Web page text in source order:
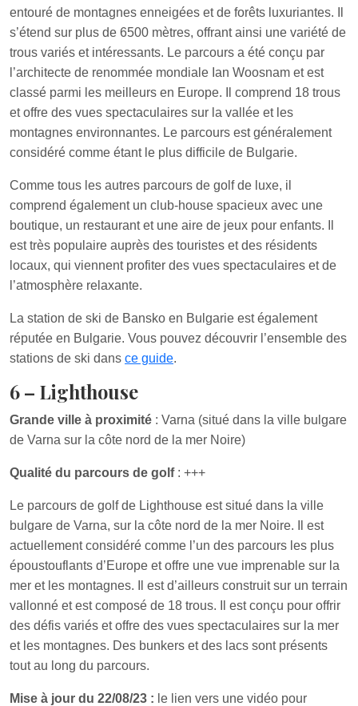
entouré de montagnes enneigées et de forêts luxuriantes. Il
s’étend sur plus de 6500 mètres, offrant ainsi une variété de
trous variés et intéressants. Le parcours a été conçu par
l’architecte de renommée mondiale Ian Woosnam et est
classé parmi les meilleurs en Europe. Il comprend 18 trous
et offre des vues spectaculaires sur la vallée et les
montagnes environnantes. Le parcours est généralement
considéré comme étant le plus difficile de Bulgarie.
Comme tous les autres parcours de golf de luxe, il
comprend également un club-house spacieux avec une
boutique, un restaurant et une aire de jeux pour enfants. Il
est très populaire auprès des touristes et des résidents
locaux, qui viennent profiter des vues spectaculaires et de
l’atmosphère relaxante.
La station de ski de Bansko en Bulgarie est également
réputée en Bulgarie. Vous pouvez découvrir l’ensemble des
stations de ski dans ce guide.
6 – Lighthouse
Grande ville à proximité : Varna (situé dans la ville bulgare
de Varna sur la côte nord de la mer Noire)
Qualité du parcours de golf: +++
Le parcours de golf de Lighthouse est situé dans la ville
bulgare de Varna, sur la côte nord de la mer Noire. Il est
actuellement considéré comme l’un des parcours les plus
époustouflants d’Europe et offre une vue imprenable sur la
mer et les montagnes. Il est d’ailleurs construit sur un terrain
vallonné et est composé de 18 trous. Il est conçu pour offrir
des défis variés et offre des vues spectaculaires sur la mer
et les montagnes. Des bunkers et des lacs sont présents
tout au long du parcours.
Mise à jour du 22/08/23 : le lien vers une vidéo pour